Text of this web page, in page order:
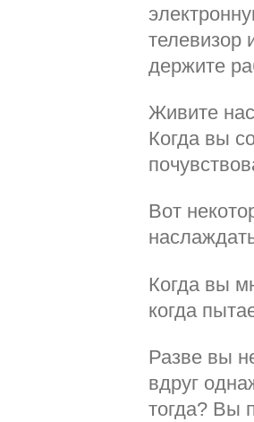
телевизор
держите
Живите
Когда вы
Вот
Когда вы
когда
Разве вы
вдруг
тогда? Вы